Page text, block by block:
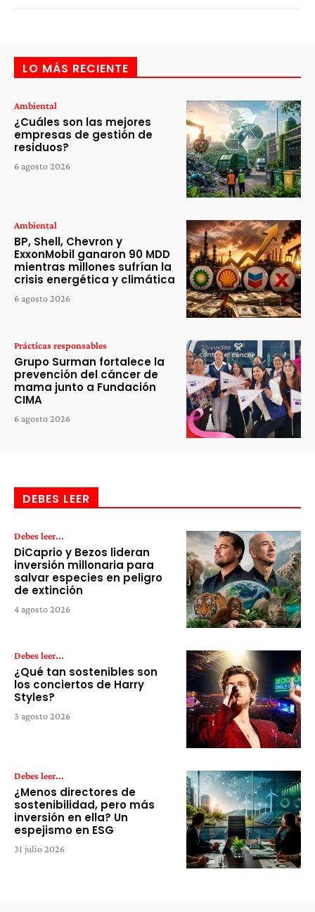
LO MÁS RECIENTE
Ambiental
¿Cuáles son las mejores
empresas de gestión de
residuos?
6 agosto 2026
Ambiental
BP, Shell, Chevron y
ExxonMobil ganaron 90 MDD
mientras millones sufrían la
crisis energética y climática
6 agosto 2026
Prácticas responsables
Grupo Surman fortalece la
prevención del cáncer de
mama junto a Fundación
CIMA
6 agosto 2026
DEBES LEER
Debes leer...
DiCaprio y Bezos lideran
inversión millonaria para
salvar especies en peligro
de extinción
4 agosto 2026
Debes leer...
¿Qué tan sostenibles son
los conciertos de Harry
Styles?
3 agosto 2026
Debes leer...
¿Menos directores de
sostenibilidad, pero más
inversión en ella? Un
espejismo en ESG
31 julio 2026